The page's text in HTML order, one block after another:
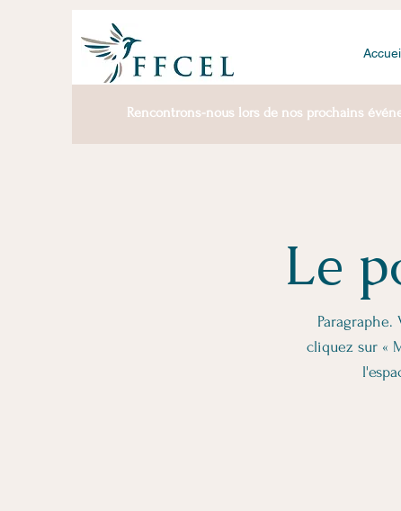
Rencontrons-nous lors de nos prochains
Le
cliquez sur «